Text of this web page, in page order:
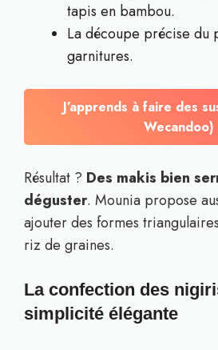
tapis en bambou.
La découpe précise du
garnitures.
J’apprends à faire des
Wecandoo)
Résultat ? Des makis bien
déguster. Mounia propose
ajouter des formes
riz de graines.
La confection des
simplicité élégante